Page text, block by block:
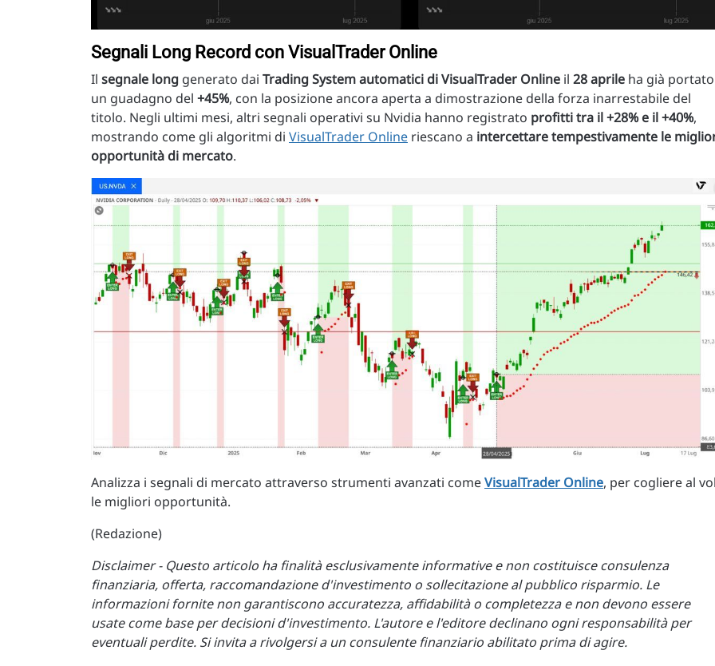
Segnali Long Record con VisualTrader Online
Il segnale long generato dai Trading System automatici di VisualTrader Online il 28 aprile ha già portato
un guadagno del +45%, con la posizione ancora aperta a dimostrazione della forza inarrestabile del
titolo. Negli ultimi mesi, altri segnali operativi su Nvidia hanno registrato profitti tra il +28% e il +40%,
mostrando come gli algoritmi di VisualTrader Online riescano a intercettare tempestivamente le
opportunità di mercato.
Analizza i segnali di mercato attraverso strumenti avanzati comeVisualTrader Online, per cogliere al
le migliori opportunità.
(Redazione)
Disclaimer - Questo articolo ha finalità esclusivamente informative e non costituisce consulenza
finanziaria, offerta, raccomandazione d'investimento o sollecitazione al pubblico risparmio. Le
informazioni fornite non garantiscono accuratezza, affidabilità o completezza e non devono essere
usate come base per decisioni d'investimento. L'autore e l'editore declinano ogni responsabilità per
eventuali perdite. Si invita a rivolgersi a un consulente finanziario abilitato prima di agire.